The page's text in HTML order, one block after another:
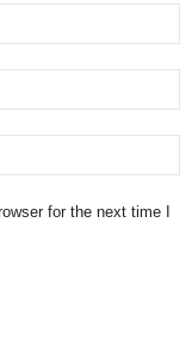
for the next time I